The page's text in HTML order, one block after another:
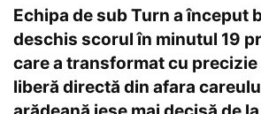
Echipa de sub Turn a început
deschis scorul în minutul 19
care a transformat cu
liberă directă din afara